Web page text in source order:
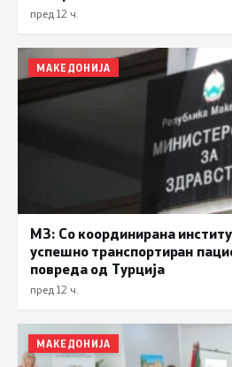
пред 12 ч.
МАКЕДОНИЈА
МЗ: Со координирана
успешно транспортиран
повреда од Турција
пред 12 ч.
МАКЕДОНИЈА